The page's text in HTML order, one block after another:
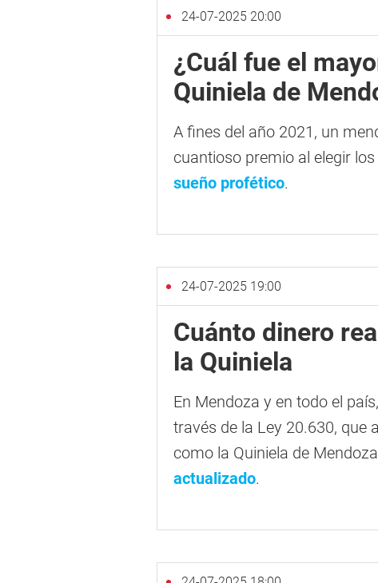
24-07-2025 20:00
¿Cuál fue el
Quiniela de
A fines del año 2021, un
cuantioso premio al elegir
sueño profético.
24-07-2025 19:00
Cuánto dinero
la Quiniela
En Mendoza y en todo el
través de la Ley 20.630, que
como la Quiniela de
actualizado.